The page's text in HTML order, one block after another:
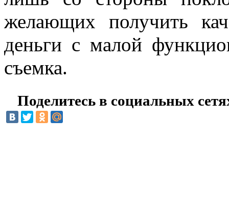
желающих получить
деньги с малой
съемка.
Поделитесь в социальных